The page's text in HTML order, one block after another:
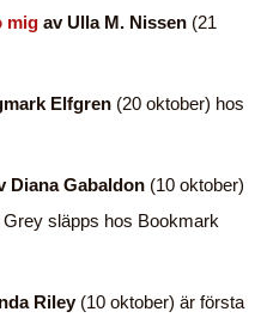
mig av Ulla M. Nissen (21
Elfgren (20 oktober) hos
Diana Gabaldon (10 oktober)
släpps hos Bookmark
Riley(10 oktober) är första